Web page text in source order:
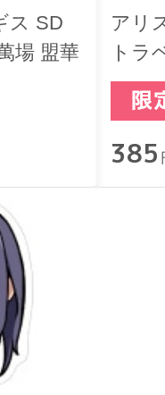
ス SD
場 盟華
アリ
トラ
385